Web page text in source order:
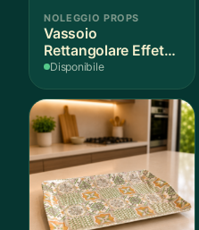
NOLEGGIO PROPS
Vassoio
Rettangolare Effetto
Legno
Disponibile